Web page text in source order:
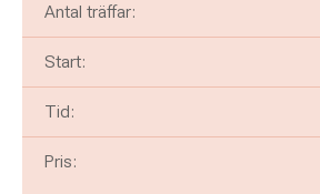
Antal träffar:
Start:
Tid:
Pris: